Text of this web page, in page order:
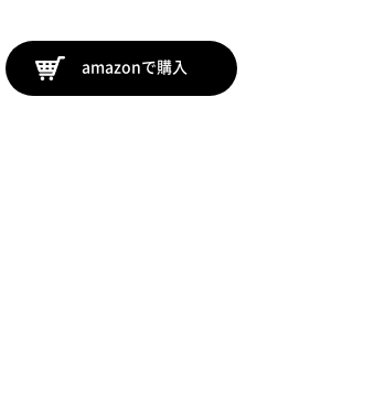
amazonで購入